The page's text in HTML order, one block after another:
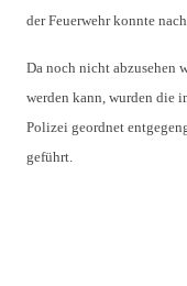
der Feuerwehr konnte
Da noch nicht abzusehen
werden kann, wurden die
Polizei geordnet
geführt.